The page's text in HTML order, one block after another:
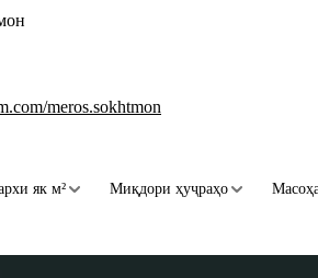
meros.sokhtmon
як м² Миқдори ҳуҷраҳо